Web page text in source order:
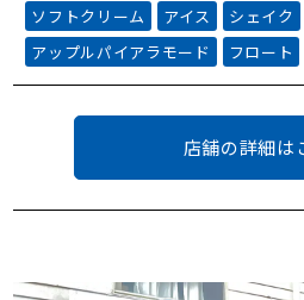
ソフトクリーム アイス シェイク
アップルパイアラモード
フロート
店舗の詳細は